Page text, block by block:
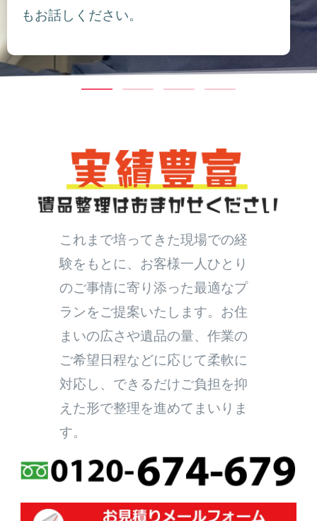
もお話しください。
これまで培ってきた現場での経
験をもとに、お客様一人ひとり
のご事情に寄り添った最適なプ
ランをご提案いたします。お住
まいの広さや遺品の量、作業の
ご希望日程などに応じて柔軟に
対応し、できるだけご負担を抑
えた形で整理を進めてまいりま
す。